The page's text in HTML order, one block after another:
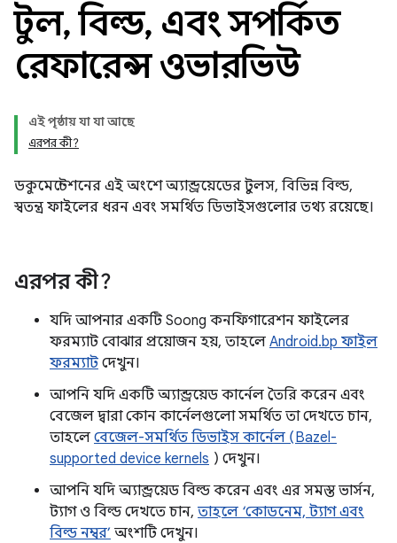
টুল,বিল্ড, এবং সম্পর্কিত
রেফারেন্স ওভারভিউ
এই পৃষ্ঠায় যা যা আছে
এরপর কী?
ডকুমেন্টেশনের এই অংশে অ্যান্ড্রয়েডের টুলস, বিভিন্ন বিল্ড,
স্বতন্ত্র ফাইলের ধরন এবং সমর্থিত ডিভাইসগুলোর তথ্য রয়েছে।
এরপর কী?
যদি আপনার একটি Soong কনফিগারেশন ফাইলের
ফরম্যাট বোঝার প্রয়োজন হয়, তাহলে Android.bp ফাইল
ফরম্যাট দেখুন।
আপনি যদি একটি অ্যান্ড্রয়েড কার্নেল তৈরি করেন এবং
বেজেল দ্বারা কোন কার্নেলগুলো সমর্থিত তা দেখতে চান,
তাহলে বেজেল-সমর্থিত ডিভাইস কার্নেল (Bazel-
supported device kernels ) দেখুন।
আপনি যদি অ্যান্ড্রয়েড বিল্ড করেন এবং এর সমস্ত ভার্সন,
ট্যাগ ও বিল্ড দেখতে চান, তাহলে ‘কোডনেম, ট্যাগ এবং
বিল্ড নম্বর’ অংশটি দেখুন।